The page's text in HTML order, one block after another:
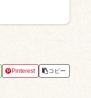
Pinterest コピー